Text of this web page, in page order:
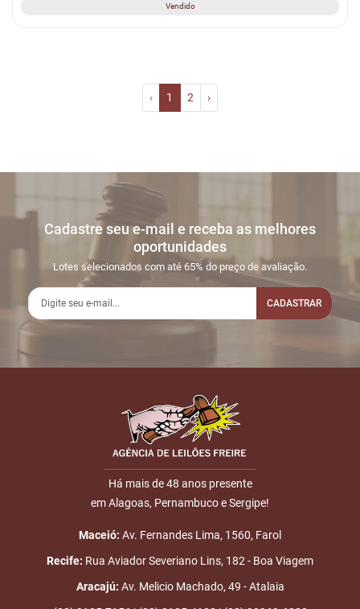
Vendido
‹ 1 2 ›
Cadastre seu e-mail e receba as melhores
oportunidades
Lotes selecionados com até 65% do preço de avaliação.
CADASTRAR
Há mais de 48 anos presente
em Alagoas, Pernambuco e Sergipe!
Maceió: Av. Fernandes Lima, 1560, Farol
Recife: Rua Aviador Severiano Lins, 182 - Boa Viagem
Aracajú: Av. Melicio Machado, 49 - Atalaia